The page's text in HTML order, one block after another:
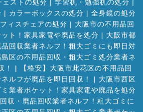
ェストの処分 | 学習机・勉強机の処分 |
| カラーボックスの処分 | 全身鏡の処分
ィスチェアの処分 | 大阪市の不用品回
ト！家具家電や廃品を処分 | 大阪市都
回収業者ネルフ！粗大ゴミにも即日対
島区の不用品回収・粗大ゴミ処分業者ネ
！
|
【格安】大阪市此花区の不用品回
ルフが廃品を即日回収！
| 大阪市西区
業者ポケット！家具家電や廃品を処分
収・廃品回収業者ネルフ！粗大ゴミに